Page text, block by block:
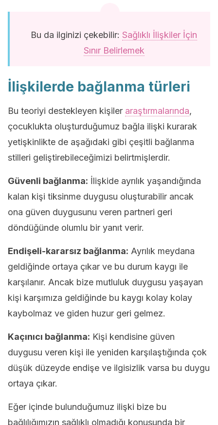
Bu da ilginizi çekebilir: Sağlıklı İlişkiler İçin
Sınır Belirlemek
İlişkilerde bağlanma türleri
Bu teoriyi destekleyen kişiler araştırmalarında,
çocuklukta oluşturduğumuz bağla ilişki kurarak
yetişkinlikte de aşağıdaki gibi çeşitli bağlanma
stilleri geliştirebileceğimizi belirtmişlerdir.
Güvenli bağlanma: İlişkide ayrılık yaşandığında
kalan kişi tiksinme duygusu oluşturabilir ancak
ona güven duygusunu veren partneri geri
döndüğünde olumlu bir yanıt verir.
Endişeli-kararsız bağlanma: Ayrılık meydana
geldiğinde ortaya çıkar ve bu durum kaygı ile
karşılanır. Ancak bize mutluluk duygusu yaşayan
kişi karşımıza geldiğinde bu kaygı kolay kolay
kaybolmaz ve giden huzur geri gelmez.
Kaçınıcı bağlanma: Kişi kendisine güven
duygusu veren kişi ile yeniden karşılaştığında çok
düşük düzeyde endişe ve ilgisizlik varsa bu duygu
ortaya çıkar.
Eğer içinde bulunduğumuz ilişki bize bu
bağlılığımızın sağlıklı olmadığı konusunda bir